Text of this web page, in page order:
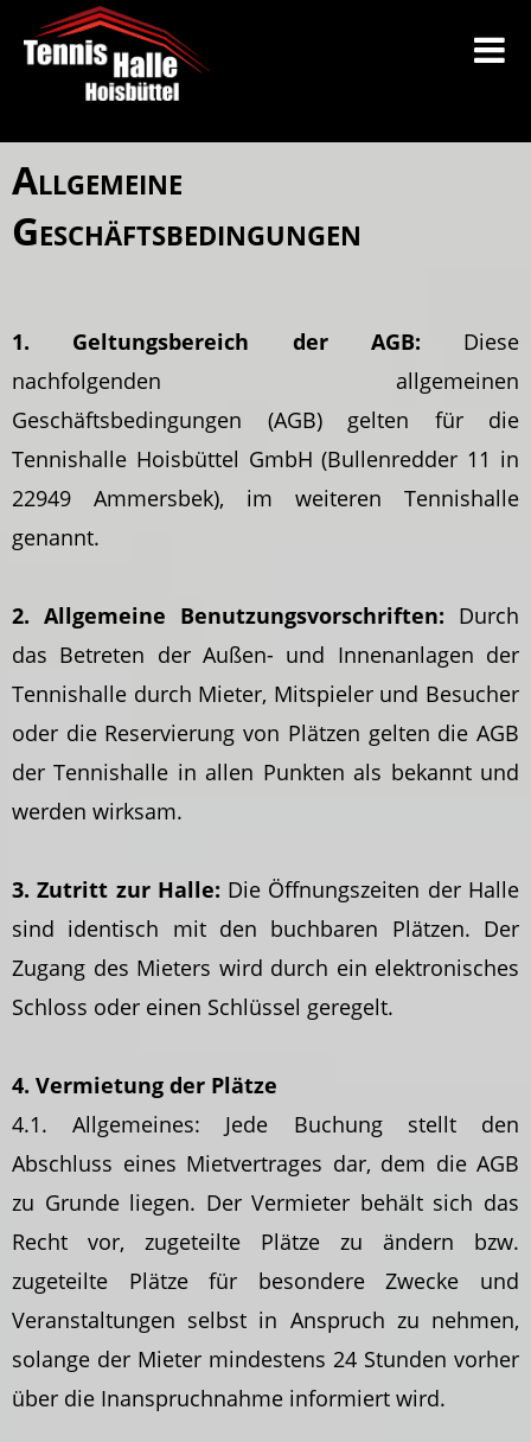
Allgemeine
Geschäftsbedingungen
1. Geltungsbereich der AGB: Diese
nachfolgenden allgemeinen
Geschäftsbedingungen (AGB) gelten für die
Tennishalle Hoisbüttel GmbH (Bullenredder 11 in
22949 Ammersbek), im weiteren Tennishalle
genannt.
2. Allgemeine Benutzungsvorschriften: Durch
das Betreten der Außen- und Innenanlagen der
Tennishalle durch Mieter, Mitspieler und Besucher
oder die Reservierung von Plätzen gelten die AGB
der Tennishalle in allen Punkten als bekannt und
werden wirksam.
3. Zutritt zur Halle: Die Öffnungszeiten der Halle
sind identisch mit den buchbaren Plätzen. Der
Zugang des Mieters wird durch ein elektronisches
Schloss oder einen Schlüssel geregelt.
4. Vermietung der Plätze
4.1. Allgemeines: Jede Buchung stellt den
Abschluss eines Mietvertrages dar, dem die AGB
zu Grunde liegen. Der Vermieter behält sich das
Recht vor, zugeteilte Plätze zu ändern bzw.
zugeteilte Plätze für besondere Zwecke und
Veranstaltungen selbst in Anspruch zu nehmen,
solange der Mieter mindestens 24 Stunden vorher
über die Inanspruchnahme informiert wird.